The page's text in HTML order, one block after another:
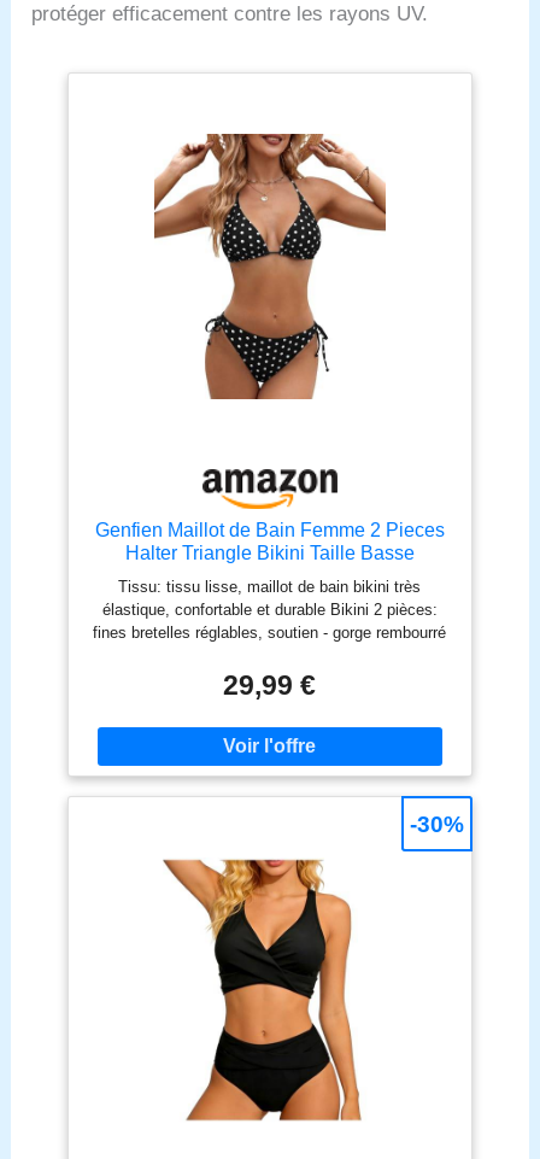
protéger efficacement contre les rayons UV.
Genfien Maillot de Bain Femme 2 Pieces
Halter Triangle Bikini Taille Basse
Tissu: tissu lisse, maillot de bain bikini très
élastique, confortable et durable Bikini 2 pièces:
fines bretelles réglables, soutien - gorge rembourré
à lacets, taille basse Style bikini brésilien: le look
avec un design imprimé vous apporte ultra chic et
mignon. Lacets et entièrement doublé bikini sous -
vêtements vous rendre plus charmant Occasion: ce
bikini est parfait pour offrir des vacances tropicales,
été, plage, piscine Remarque: il est recommandé de
laver à la main avec un détergent doux, ne pas
utiliser de Javel, ne pas repasser. S'il vous plaît se
référer au tableau des tailles détaillé dans les
images avant de passer une commande
29,99 €
-30%